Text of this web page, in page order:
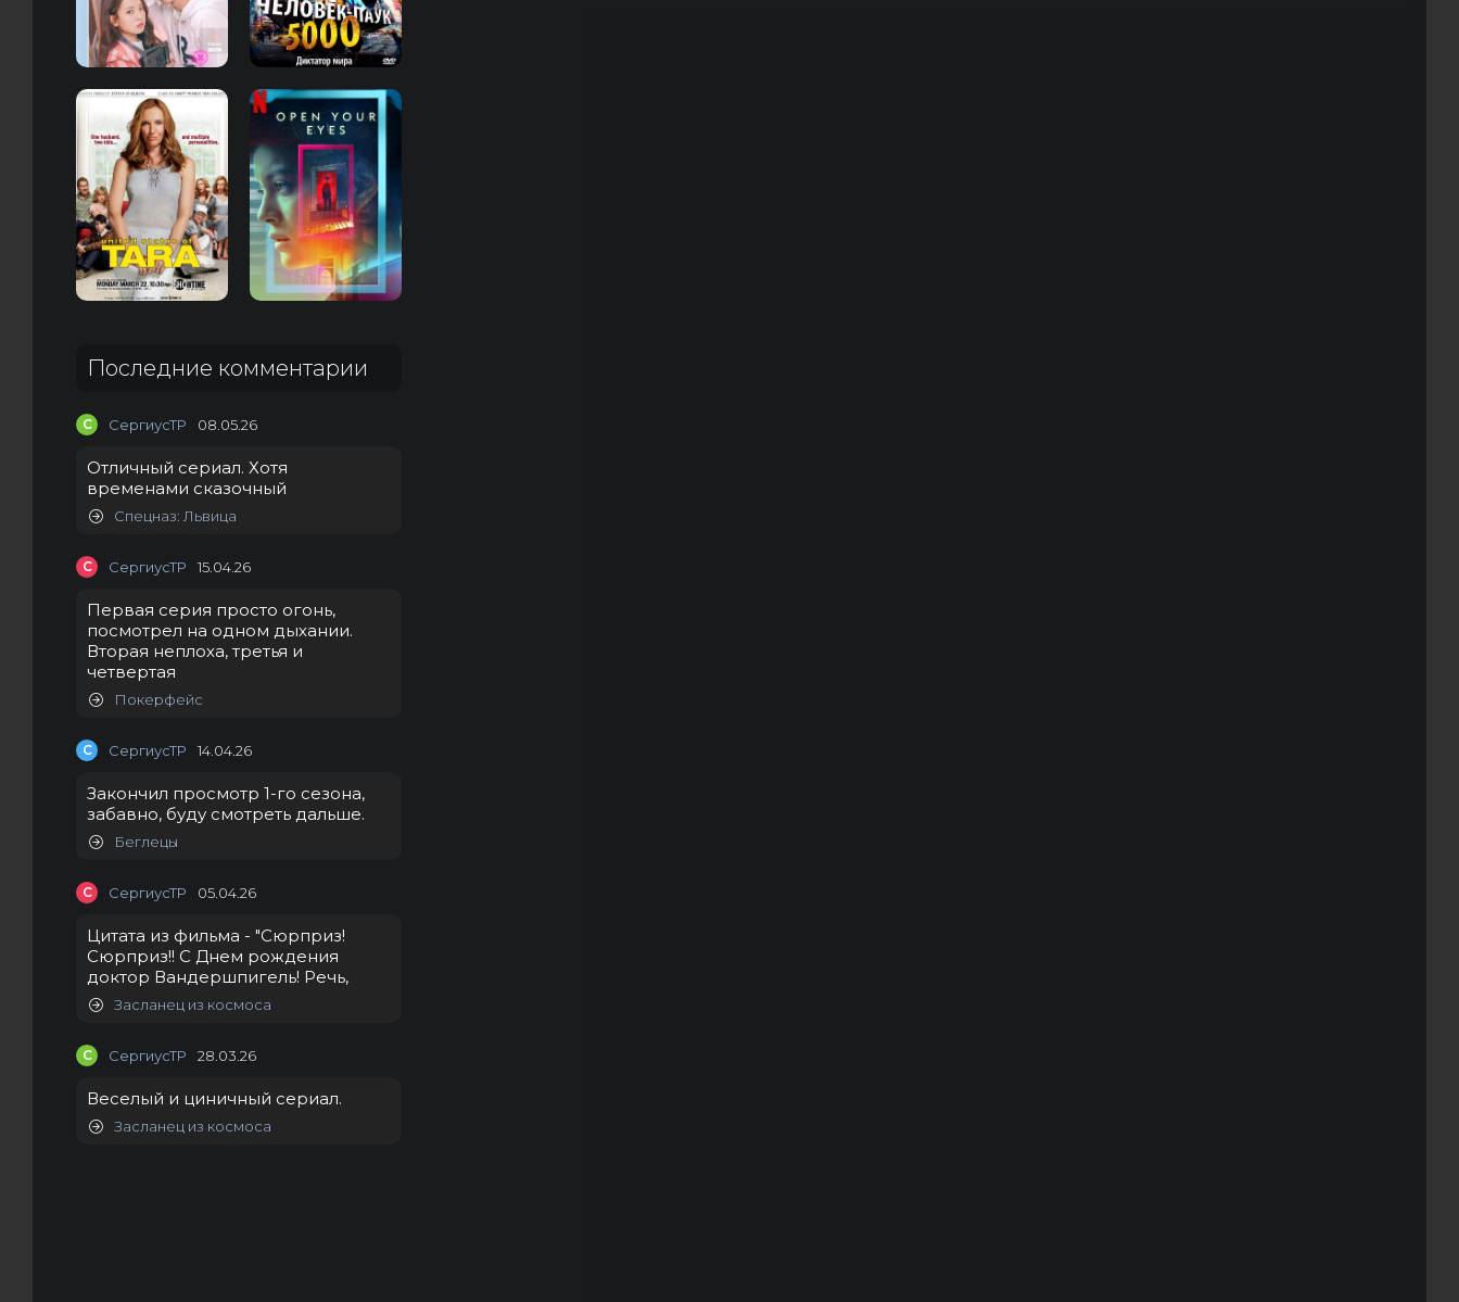
Последние комментарии
С СергиусТР 08.05.26
Отличный сериал. Хотя
временами сказочный
Спецназ: Львица
С СергиусТР 15.04.26
Первая серия просто огонь,
посмотрел на одном дыхании.
Вторая неплоха, третья и
четвертая
Покерфейс
С СергиусТР 14.04.26
Закончил просмотр 1-го сезона,
забавно, буду смотреть дальше.
Беглецы
С СергиусТР 05.04.26
Цитата из фильма - "Сюрприз!
Сюрприз!! С Днем рождения
доктор Вандершпигель! Речь,
Засланец из космоса
С СергиусТР 28.03.26
Веселый и циничный сериал.
Засланец из космоса